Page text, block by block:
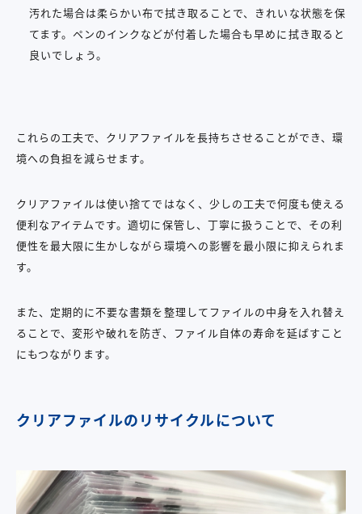
汚れた場合は柔らかい布で拭き取ることで、きれいな状態を保
てます。ペンのインクなどが付着した場合も早めに拭き取ると
良いでしょう。
これらの工夫で、クリアファイルを長持ちさせることができ、環
境への負担を減らせます。
クリアファイルは使い捨てではなく、少しの工夫で何度も使える
便利なアイテムです。適切に保管し、丁寧に扱うことで、その利
便性を最大限に生かしながら環境への影響を最小限に抑えられま
す。
また、定期的に不要な書類を整理してファイルの中身を入れ替え
ることで、変形や破れを防ぎ、ファイル自体の寿命を延ばすこと
にもつながります。
クリアファイルのリサイクルについて